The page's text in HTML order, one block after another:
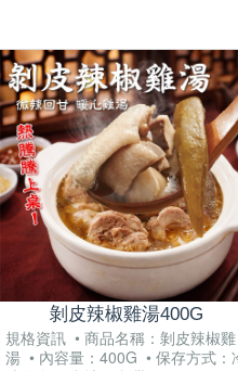
剝皮辣椒雞湯400G
規格資訊 • 商品名稱：剝皮辣椒雞
湯 • 內容量：400G • 保存方式：